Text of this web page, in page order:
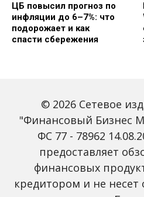
ЦБ повысил прогноз по
инфляции до 6–7%: что
подорожает и как
спасти сбережения
Объем наличных у
россиян в июле вырос
на 43%: что стоит за
рекордным спросом на
© 2026 Сетевое
"Финансовый Бизнес
ФС 77 - 78962
предоставляет
финансовых
кредитором и не несет